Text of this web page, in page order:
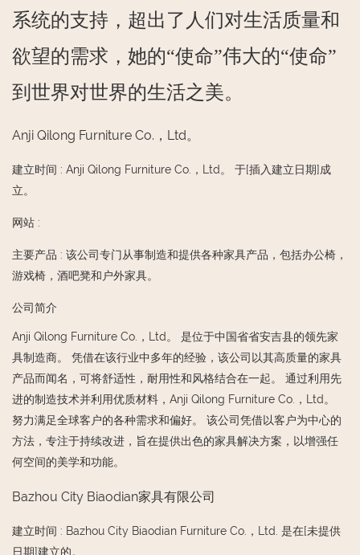
系统的支持，超出了人们对生活质量和
欲望的需求，她的“使命”伟大的“使命”
到世界对世界的生活之美。
Anji Qilong Furniture Co.，Ltd。
建立时间 : Anji Qilong Furniture Co.，Ltd。 于[插入建立日期]成
立。
网站 :
主要产品 : 该公司专门从事制造和提供各种家具产品，包括办公椅，
游戏椅，酒吧凳和户外家具。
公司简介
Anji Qilong Furniture Co.，Ltd。 是位于中国省省安吉县的领先家
具制造商。 凭借在该行业中多年的经验，该公司以其高质量的家具
产品而闻名，可将舒适性，耐用性和风格结合在一起。 通过利用先
进的制造技术并利用优质材料，Anji Qilong Furniture Co.，Ltd。
努力满足全球客户的各种需求和偏好。 该公司凭借以客户为中心的
方法，专注于持续改进，旨在提供出色的家具解决方案，以增强任
何空间的美学和功能。
Bazhou City Biaodian家具有限公司
建立时间 : Bazhou City Biaodian Furniture Co.，Ltd. 是在[未提供
日期]建立的。